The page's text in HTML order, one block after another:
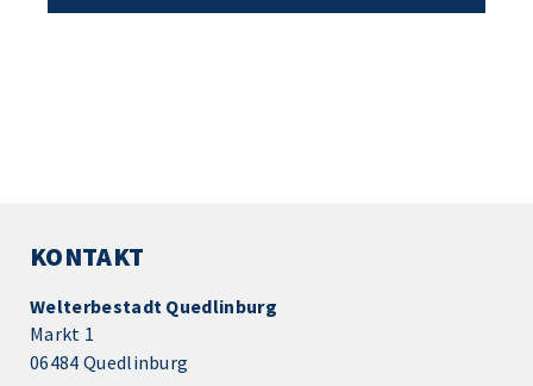
KONTAKT
Welterbestadt Quedlinburg
Markt 1
06484 Quedlinburg